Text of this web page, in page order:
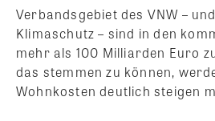
Verbandsgebiet des VNW –
Klimaschutz – sind in den
mehr als 100 Milliarden Euro
das stemmen zu können,
Wohnkosten deutlich steigen